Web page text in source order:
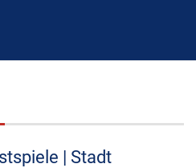
| Stadt